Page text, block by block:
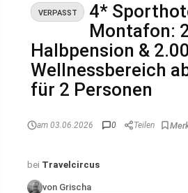
VERPASST
4*
Montafon:
Halbpension &
Wellnessbereich
für 2 Personen
am 03.06.2026 0 Teilen
bei Travelcircus
von Grischa